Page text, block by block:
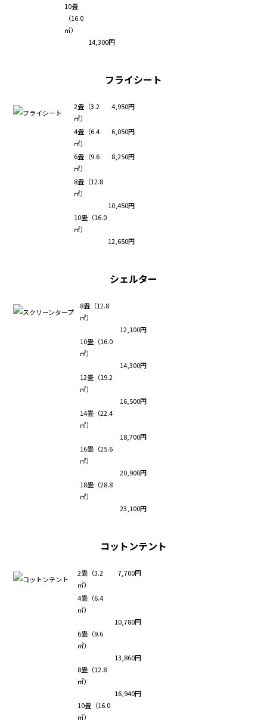
10畳
（16.0
㎡）
14,300円
フライシート
2畳（3.2
㎡）
4,950円
4畳（6.4
㎡）
6,050円
6畳（9.6
㎡）
8,250円
8畳（12.8
㎡）
10,450円
10畳（16.0
㎡）
12,650円
シェルター
8畳（12.8
㎡）
12,100円
10畳（16.0
㎡）
14,300円
12畳（19.2
㎡）
16,500円
14畳（22.4
㎡）
18,700円
16畳（25.6
㎡）
20,900円
18畳（28.8
㎡）
23,100円
コットンテント
2畳（3.2
㎡）
7,700円
4畳（6.4
㎡）
10,780円
6畳（9.6
㎡）
13,860円
8畳（12.8
㎡）
16,940円
10畳（16.0
㎡）